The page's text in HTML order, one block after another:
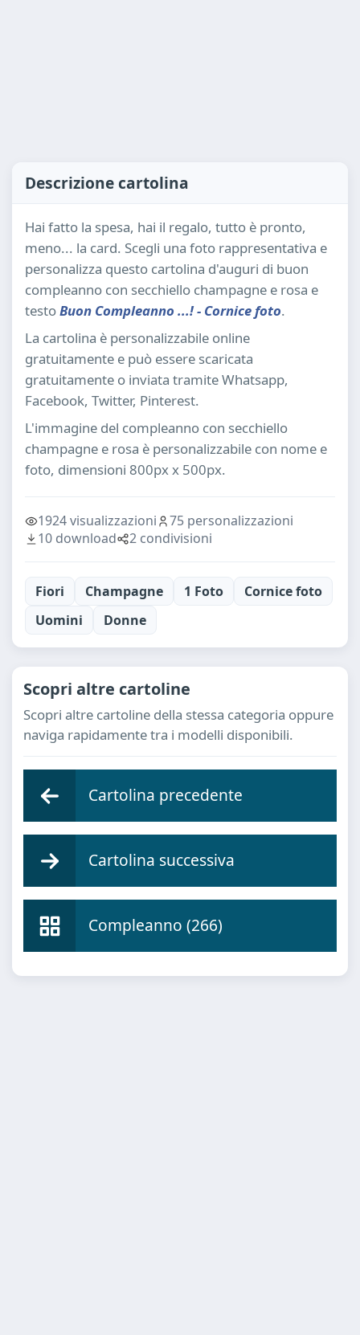
Descrizione cartolina
Hai fatto la spesa, hai il regalo, tutto è pronto,
meno... la card. Scegli una foto rappresentativa e
personalizza questo cartolina d'auguri di buon
compleanno con secchiello champagne e rosa e
testoBuon Compleanno ...! - Cornice foto.
La cartolina è personalizzabile online
gratuitamente e può essere scaricata
gratuitamente o inviata tramite Whatsapp,
Facebook, Twitter, Pinterest.
L'immagine del compleanno con secchiello
champagne e rosa è personalizzabile con nome e
foto, dimensioni 800px x 500px.
1924 visualizzazioni
75 personalizzazioni
10 download
2 condivisioni
Fiori Champagne 1 Foto
Cornice foto
Uomini
Donne
Scopri altre cartoline
Scopri altre cartoline della stessa categoria oppure
naviga rapidamente tra i modelli disponibili.
Cartolina precedente
Cartolina successiva
Compleanno (266)